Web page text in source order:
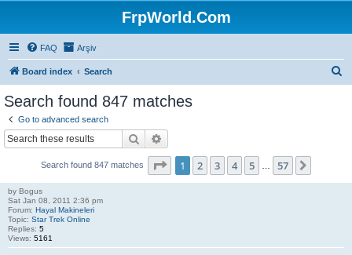
FrpWorld.Com
FAQ Arşiv
Board index Search
Search found 847 matches
Go to advanced search
Search
Search found 847 matches Page 1of 57
1 2 3 4 5 57
by Bogus
Sat Jan 08, 2011 2:36 pm
Forum: Hayal Makineleri
Topic: Star Trek Online
Replies: 5
Views: 5161